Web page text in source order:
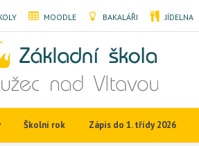
MOODLE BAKALÁŘI JÍDELNA
Školní rok Zápis do 1. třídy 2026